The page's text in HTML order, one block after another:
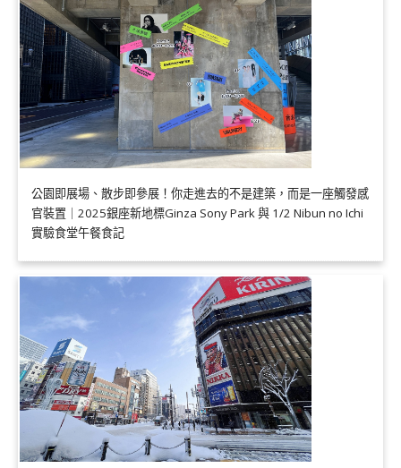
公園即展場、散步即參展！你走進去的不是建築，而是一座觸發感
官裝置｜2025銀座新地標Ginza Sony Park 與 1/2 Nibun no Ichi
實驗食堂午餐食記